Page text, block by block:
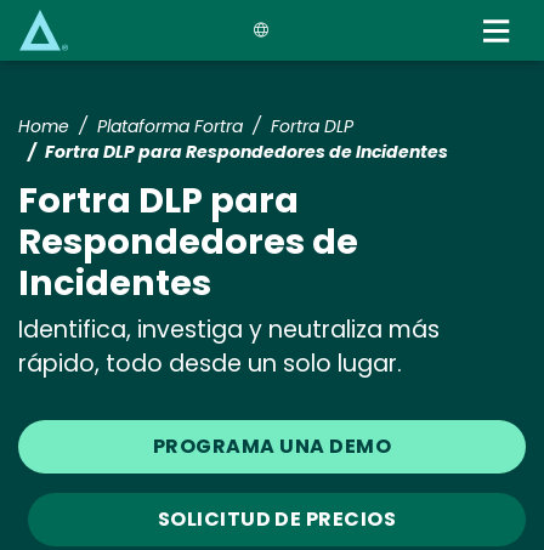
Home Plataforma Fortra
Fortra DLP
Fortra DLP para Respondedores de Incidentes
Fortra DLP para
Respondedores de
Incidentes
Identifica, investiga y neutraliza más
rápido, todo desde un solo lugar.
PROGRAMA UNA DEMO
SOLICITUD DE PRECIOS